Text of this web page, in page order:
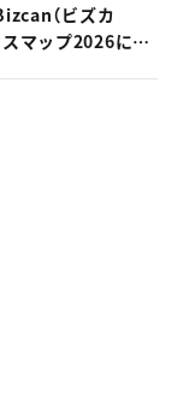
（ビズカ
スマップ2026にハ